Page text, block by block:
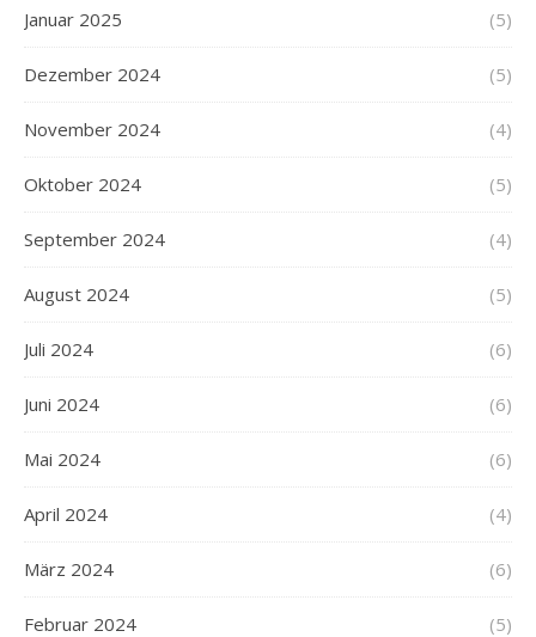
Januar 2025 (5)
Dezember 2024 (5)
November 2024 (4)
Oktober 2024 (5)
September 2024 (4)
August 2024 (5)
Juli 2024 (6)
Juni 2024 (6)
Mai 2024 (6)
April 2024 (4)
März 2024 (6)
Februar 2024 (5)